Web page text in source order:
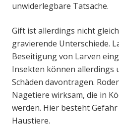
unwiderlegbare Tatsache.
Gift ist allerdings nicht
gravierende Unterschiede.
Beseitigung von Larven
Insekten können allerdings
Schäden davontragen.
Nagetiere wirksam, die in
werden. Hier besteht
Haustiere.